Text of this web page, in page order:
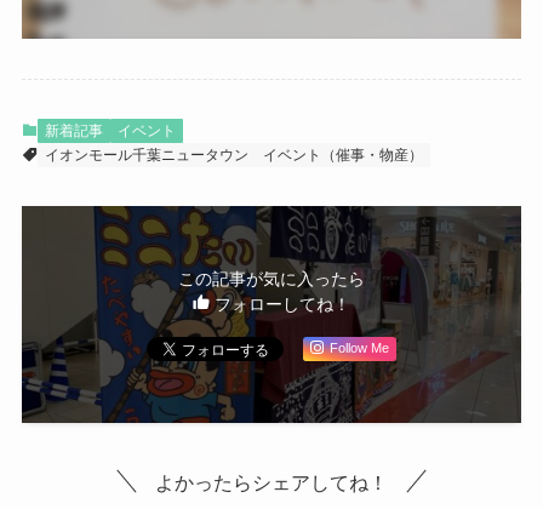
新着記事
イベント
イオンモール千葉ニュータウン
イベント（催事・物産）
この記事が気に入ったら
フォローしてね！
Follow Me
よかったらシェアしてね！